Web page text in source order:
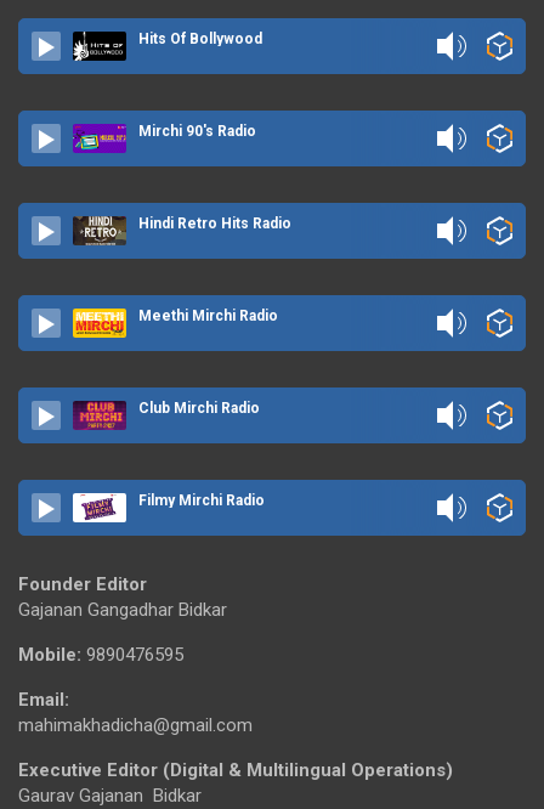
Hits Of Bollywood
Mirchi 90's Radio
Hindi Retro Hits Radio
Meethi Mirchi Radio
Club Mirchi Radio
Filmy Mirchi Radio
Founder Editor
Gajanan Gangadhar Bidkar
Mobile: 9890476595
Email:
mahimakhadicha@gmail.com
Executive Editor (Digital & Multilingual Operations)
Gaurav Gajanan Bidkar